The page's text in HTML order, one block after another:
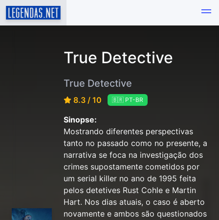
True Detective
True Detective
8.3 / 10 🇧🇷 PT-BR
Sinopse:
Mostrando diferentes perspectivas
tanto no passado como no presente, a
narrativa se foca na investigação dos
crimes supostamente cometidos por
um serial killer no ano de 1995 feita
pelos detetives Rust Cohle e Martin
Hart. Nos dias atuais, o caso é aberto
novamente e ambos são questionados